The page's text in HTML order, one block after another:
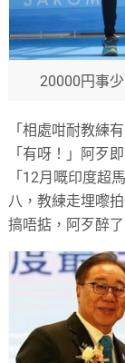
20000円事
「相處咁耐教練
「有呀！」阿歹
「12月嘅印度超
八，教練走埋嚟
搞唔掂，阿歹醉